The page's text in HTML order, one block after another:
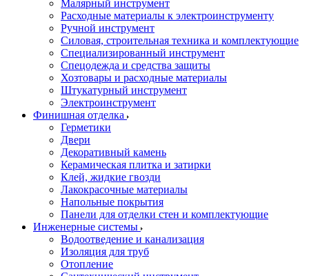
Малярный инструмент
Расходные материалы к электроинструменту
Ручной инструмент
Силовая, строительная техника и комплектующие
Специализированный инструмент
Спецодежда и средства защиты
Хозтовары и расходные материалы
Штукатурный инструмент
Электроинструмент
Финишная отделка
Герметики
Двери
Декоративный камень
Керамическая плитка и затирки
Клей, жидкие гвозди
Лакокрасочные материалы
Напольные покрытия
Панели для отделки стен и комплектующие
Инженерные системы
Водоотведение и канализация
Изоляция для труб
Отопление